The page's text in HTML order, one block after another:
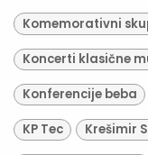
Komemorativni
Koncerti klasične
Konferencije beba
KP Tec Krešimir